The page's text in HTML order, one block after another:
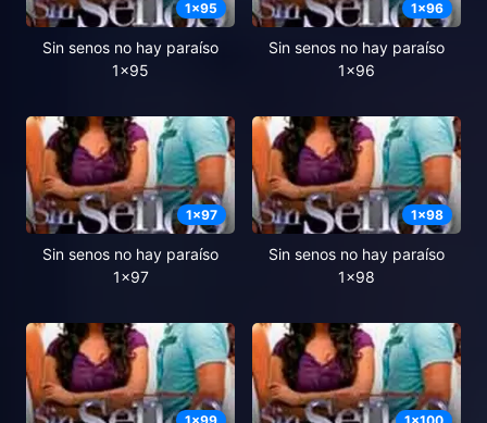
1x95
Sin senos no hay paraíso
1x95
1x96
Sin senos no hay paraíso
1x96
1x97
Sin senos no hay paraíso
1x97
1x98
Sin senos no hay paraíso
1x98